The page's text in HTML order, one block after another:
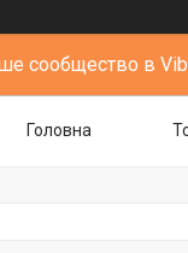
сообщество в
Головна